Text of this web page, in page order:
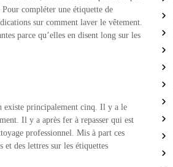
compléter une étiquette de
sur comment laver le vêtement.
parce qu’elles en disent long sur les
existe principalement cinq. Il y a le
Il y a après fer à repasser qui est
professionnel. Mis à part ces
des lettres sur les étiquettes